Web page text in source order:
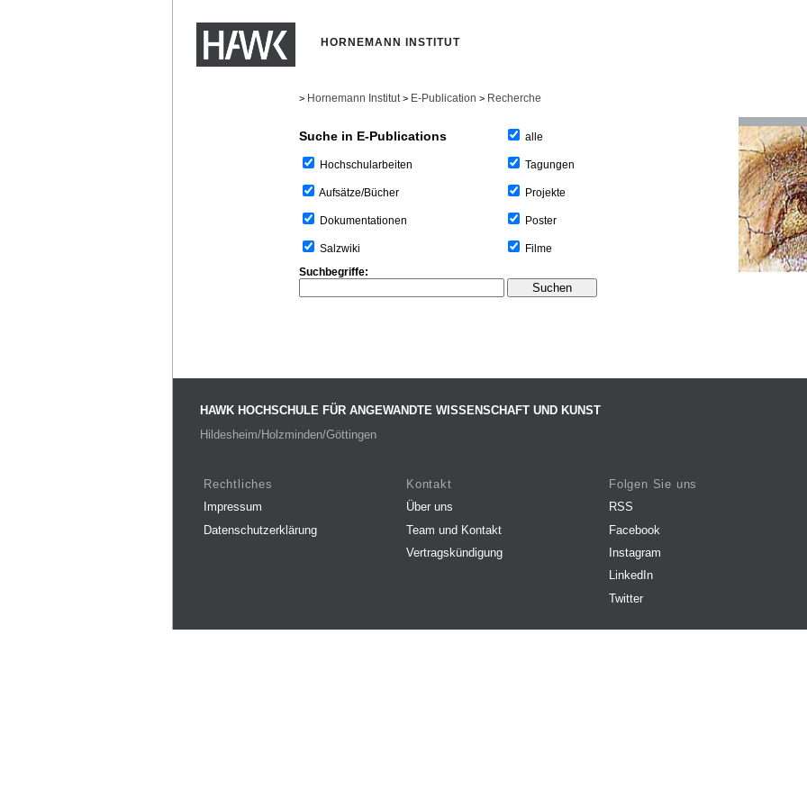
HORNEMANN INSTITUT
> Hornemann Institut > E-Publication > Recherche
Suche in E-Publications
Hochschularbeiten
Aufsätze/Bücher
Dokumentationen
Salzwiki
alle
Tagungen
Projekte
Poster
Filme
Suchbegriffe:
HAWK HOCHSCHULE FÜR ANGEWANDTE WISSENSCHAFT UND KUNST
Hildesheim/Holzminden/Göttingen
Rechtliches
Impressum
Datenschutzerklärung
Kontakt
Über uns
Team und Kontakt
Vertragskündigung
Folgen Sie uns
RSS
Facebook
Instagram
LinkedIn
Twitter